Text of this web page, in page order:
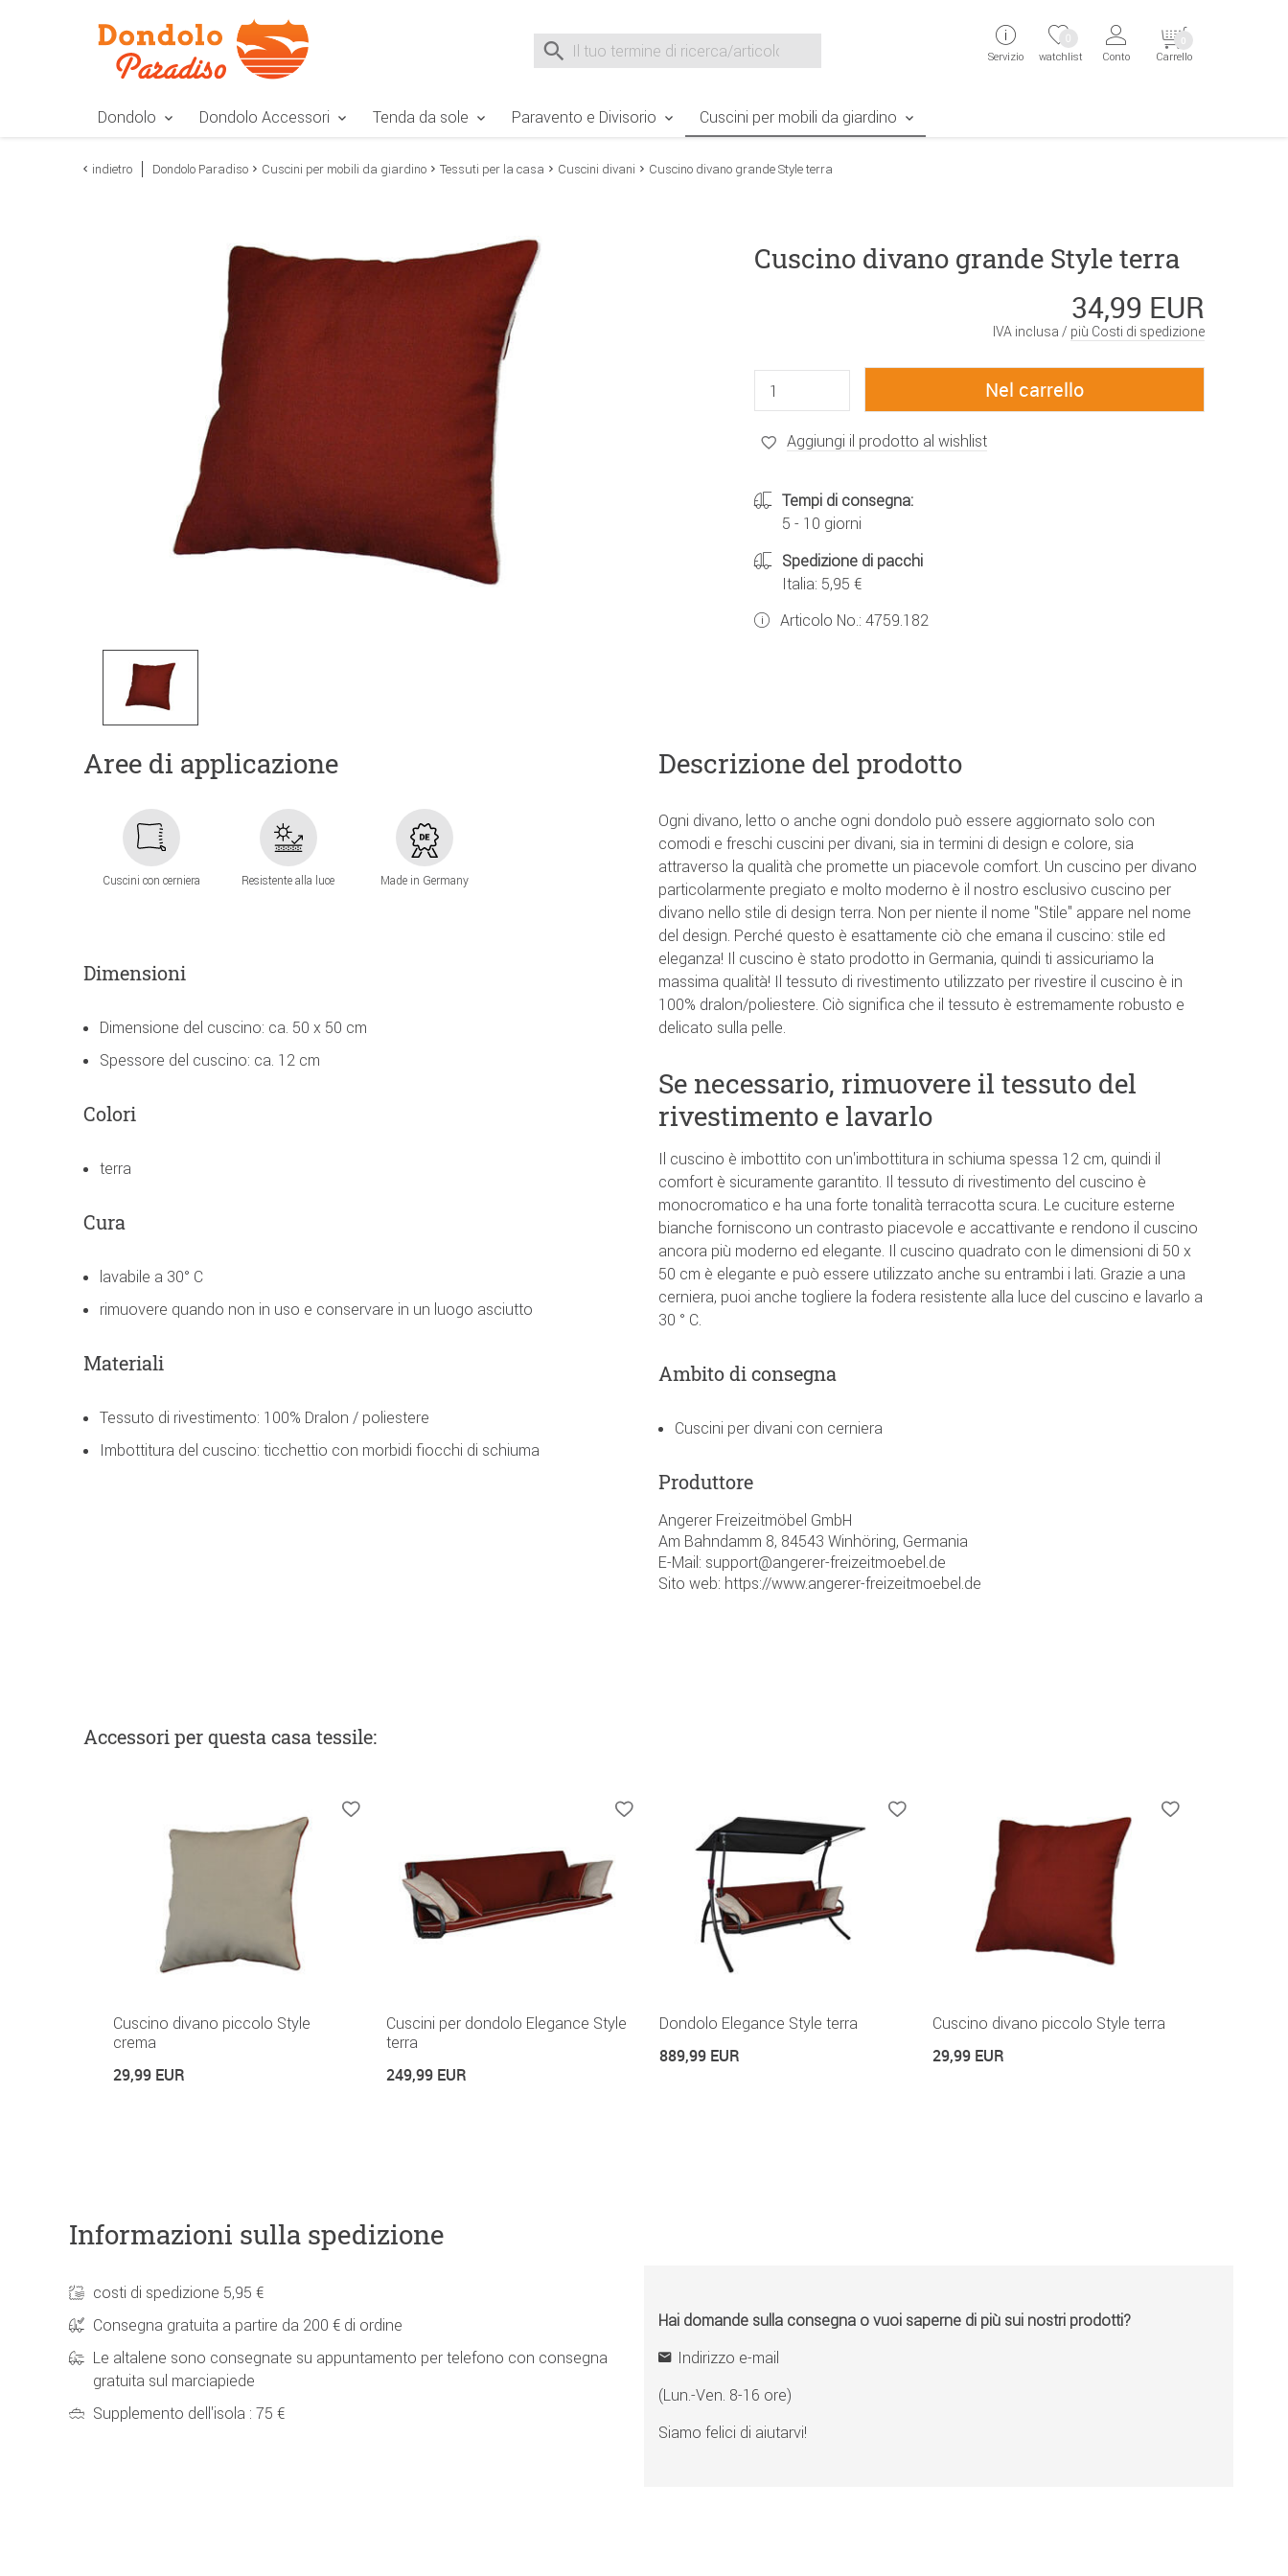
Suche nach
Servizio watchlist
0
Conto Carrello
0
Dondolo Dondolo Accessori Tenda da sole Paravento e Divisorio Cuscini per mobili da giardino
indietro Dondolo Paradiso Cuscini per mobili da giardino Tessuti per la casa Cuscini divani Cuscino divano grande Style terra
Cuscino divano grande Style terra
34,99 EUR
IVA inclusa / più Costi di spedizione
Aggiungi il prodotto al wishlist
Tempi di consegna:
5 - 10 giorni
Spedizione di pacchi
Italia: 5,95 €
Articolo No.: 4759.182
Aree di applicazione
Cuscini con cerniera Resistente alla luce Made in Germany
Dimensioni
Dimensione del cuscino: ca. 50 x 50 cm
Spessore del cuscino: ca. 12 cm
Colori
terra
Cura
lavabile a 30° C
rimuovere quando non in uso e conservare in un luogo asciutto
Materiali
Tessuto di rivestimento: 100% Dralon / poliestere
Imbottitura del cuscino: ticchettio con morbidi fiocchi di schiuma
Descrizione del prodotto
Ogni divano, letto o anche ogni dondolo può essere aggiornato solo con
comodi e freschi cuscini per divani, sia in termini di design e colore, sia
attraverso la qualità che promette un piacevole comfort. Un cuscino per divano
particolarmente pregiato e molto moderno è il nostro esclusivo cuscino per
divano nello stile di design terra. Non per niente il nome "Stile" appare nel nome
del design. Perché questo è esattamente ciò che emana il cuscino: stile ed
eleganza! Il cuscino è stato prodotto in Germania, quindi ti assicuriamo la
massima qualità! Il tessuto di rivestimento utilizzato per rivestire il cuscino è in
100% dralon/poliestere. Ciò significa che il tessuto è estremamente robusto e
delicato sulla pelle.
Se necessario, rimuovere il tessuto del
rivestimento e lavarlo
Il cuscino è imbottito con un'imbottitura in schiuma spessa 12 cm, quindi il
comfort è sicuramente garantito. Il tessuto di rivestimento del cuscino è
monocromatico e ha una forte tonalità terracotta scura. Le cuciture esterne
bianche forniscono un contrasto piacevole e accattivante e rendono il cuscino
ancora più moderno ed elegante. Il cuscino quadrato con le dimensioni di 50 x
50 cm è elegante e può essere utilizzato anche su entrambi i lati. Grazie a una
cerniera, puoi anche togliere la fodera resistente alla luce del cuscino e lavarlo a
30 ° C.
Ambito di consegna
Cuscini per divani con cerniera
Produttore
Angerer Freizeitmöbel GmbH
Am Bahndamm 8, 84543 Winhöring, Germania
E-Mail: support@angerer-freizeitmoebel.de
Sito web: https://www.angerer-freizeitmoebel.de
Accessoriper questa casa tessile:
Cuscino divano piccolo Style
crema
29,99 EUR
Cuscini per dondolo Elegance Style
terra
249,99 EUR
Dondolo Elegance Style terra
889,99 EUR
Cuscino divano piccolo Style terra
29,99 EUR
Informazioni sulla spedizione
costi di spedizione 5,95 €
Consegna gratuita a partire da 200 € di ordine
Le altalene sono consegnate su appuntamento per telefono con consegna
gratuita sul marciapiede
Supplemento dell'isola : 75 €
Hai domande sulla consegna o vuoi saperne di più sui nostri prodotti?
Indirizzo e-mail
(Lun.-Ven. 8-16 ore)
Siamo felici di aiutarvi!